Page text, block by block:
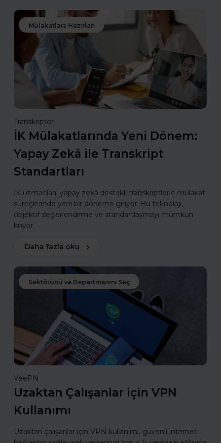
Mülakatlara Hazırlan
Transkriptor
İK Mülakatlarında Yeni Dönem:
Yapay Zekâ ile Transkript
Standartları
İK uzmanları, yapay zekâ destekli transkriptlerle mülakat
süreçlerinde yeni bir döneme giriyor. Bu teknoloji,
objektif değerlendirme ve standartlaşmayı mümkün
kılıyor.
Daha fazla oku
Sektörünü ve Departmanını Seç
VeePN
Uzaktan Çalışanlar için VPN
Kullanımı
Uzaktan çalışanlar için VPN kullanımı, güvenli internet